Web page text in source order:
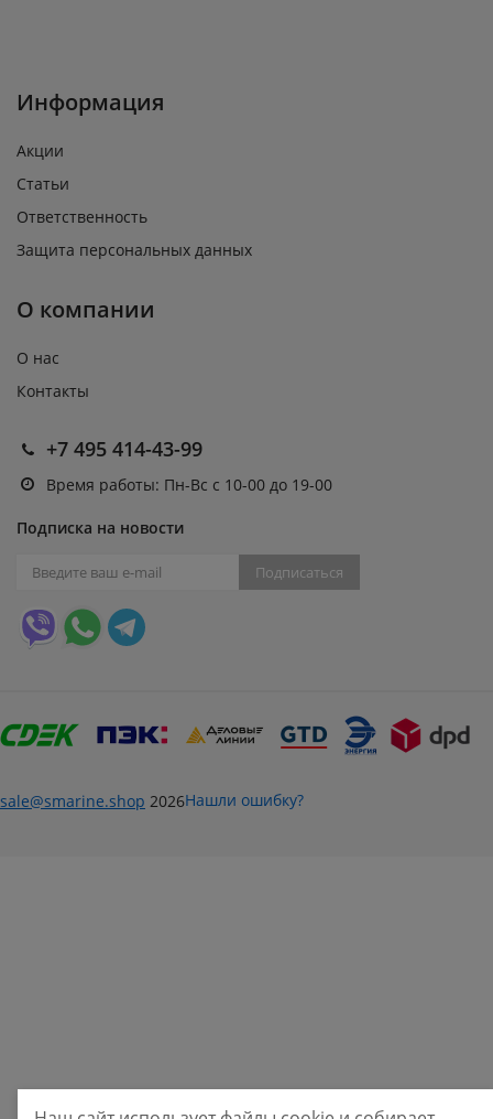
Информация
Акции
Статьи
Ответственность
Защита персональных данных
О компании
О нас
Контакты
+7 495 414-43-99
Время работы: Пн-Вс с 10-00 до 19-00
Подписка на новости
Подписаться
sale@smarine.shop 2026Нашли ошибку?